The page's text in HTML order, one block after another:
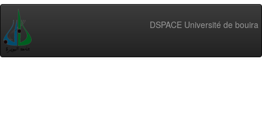
DSPACE Université de bouira